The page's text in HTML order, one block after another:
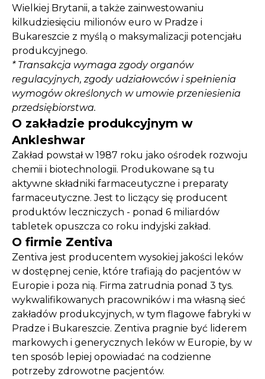
Wielkiej Brytanii, a także zainwestowaniu
kilkudziesięciu milionów euro w Pradze i
Bukareszcie z myślą o maksymalizacji potencjału
produkcyjnego.
* Transakcja wymaga zgody organów
regulacyjnych, zgody udziałowców i spełnienia
wymogów określonych w umowie przeniesienia
przedsiębiorstwa.
O zakładzie produkcyjnym w
Ankleshwar
Zakład powstał w 1987 roku jako ośrodek rozwoju
chemii i biotechnologii. Produkowane są tu
aktywne składniki farmaceutyczne i preparaty
farmaceutyczne. Jest to liczący się producent
produktów leczniczych - ponad 6 miliardów
tabletek opuszcza co roku indyjski zakład.
O firmie Zentiva
Zentiva jest producentem wysokiej jakości leków
w dostępnej cenie, które trafiają do pacjentów w
Europie i poza nią. Firma zatrudnia ponad 3 tys.
wykwalifikowanych pracowników i ma własną sieć
zakładów produkcyjnych, w tym flagowe fabryki w
Pradze i Bukareszcie. Zentiva pragnie być liderem
markowych i generycznych leków w Europie, by w
ten sposób lepiej opowiadać na codzienne
potrzeby zdrowotne pacjentów.